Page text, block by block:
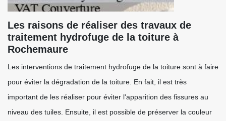
Les raisons de réaliser des travaux de
traitement hydrofuge de la toiture à
Rochemaure
Les interventions de traitement hydrofuge de la toiture sont à faire
pour éviter la dégradation de la toiture. En fait, il est très
important de les réaliser pour éviter l'apparition des fissures au
niveau des tuiles. Ensuite, il est possible de préserver la couleur